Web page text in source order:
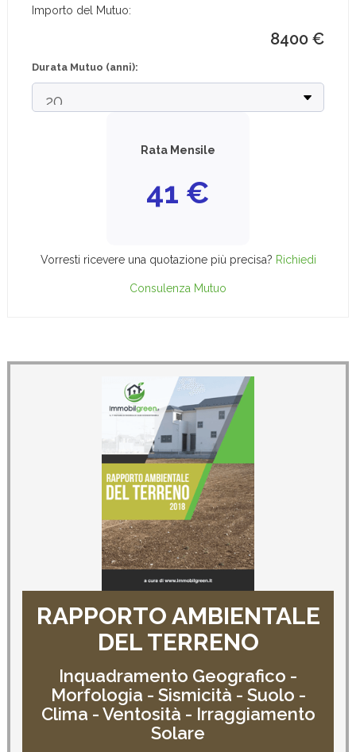
Importo del Mutuo:
8400 €
Durata Mutuo (anni):
Rata Mensile
41 €
Vorresti ricevere una quotazione più precisa? Richiedi
Consulenza Mutuo
RAPPORTO AMBIENTALE
DEL TERRENO
Inquadramento Geografico -
Morfologia - Sismicità - Suolo -
Clima - Ventosità - Irraggiamento
Solare